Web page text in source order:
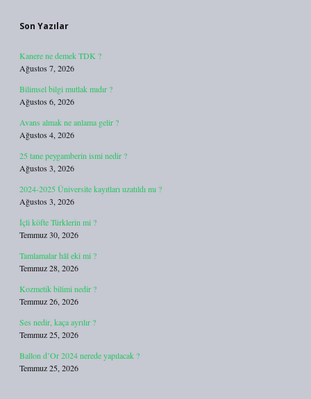
Son Yazılar
Kanere ne demek TDK ?
Ağustos 7, 2026
Bilimsel bilgi mutlak mıdır ?
Ağustos 6, 2026
Avans almak ne anlama gelir ?
Ağustos 4, 2026
25 tane peygamberin ismi nedir ?
Ağustos 3, 2026
2024-2025 Üniversite kayıtları uzatıldı mı ?
Ağustos 3, 2026
İçli köfte Türklerin mi ?
Temmuz 30, 2026
Tamlamalar hâl eki mi ?
Temmuz 28, 2026
Kozmetik bilimi nedir ?
Temmuz 26, 2026
Ses nedir, kaça ayrılır ?
Temmuz 25, 2026
Ballon d’Or 2024 nerede yapılacak ?
Temmuz 25, 2026